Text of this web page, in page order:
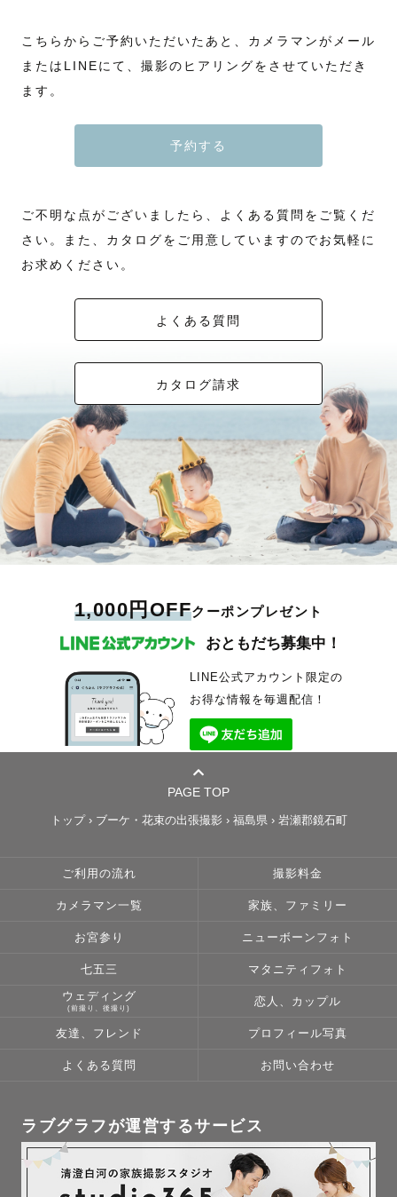
こちらからご予約いただいたあと、カメラマンがメール
またはLINEにて、撮影のヒアリングをさせていただき
ます。
予約する
ご不明な点がございましたら、よくある質問をご覧くだ
さい。また、カタログをご用意していますのでお気軽に
お求めください。
よくある質問
カタログ請求
1,000円OFFクーポンプレゼント
おともだち募集中！
LINE公式アカウント限定の
お得な情報を毎週配信！
PAGE TOP
トップ› ブーケ・花束の出張撮影 › 福島県› 岩瀬郡鏡石町
ご利用の流れ 撮影料金
カメラマン一覧 家族、ファミリー
お宮参り ニューボーンフォト
七五三 マタニティフォト
ウェディング
(前撮り、後撮り)
恋人、カップル
友達、フレンド プロフィール写真
よくある質問 お問い合わせ
ラブグラフが運営するサービス